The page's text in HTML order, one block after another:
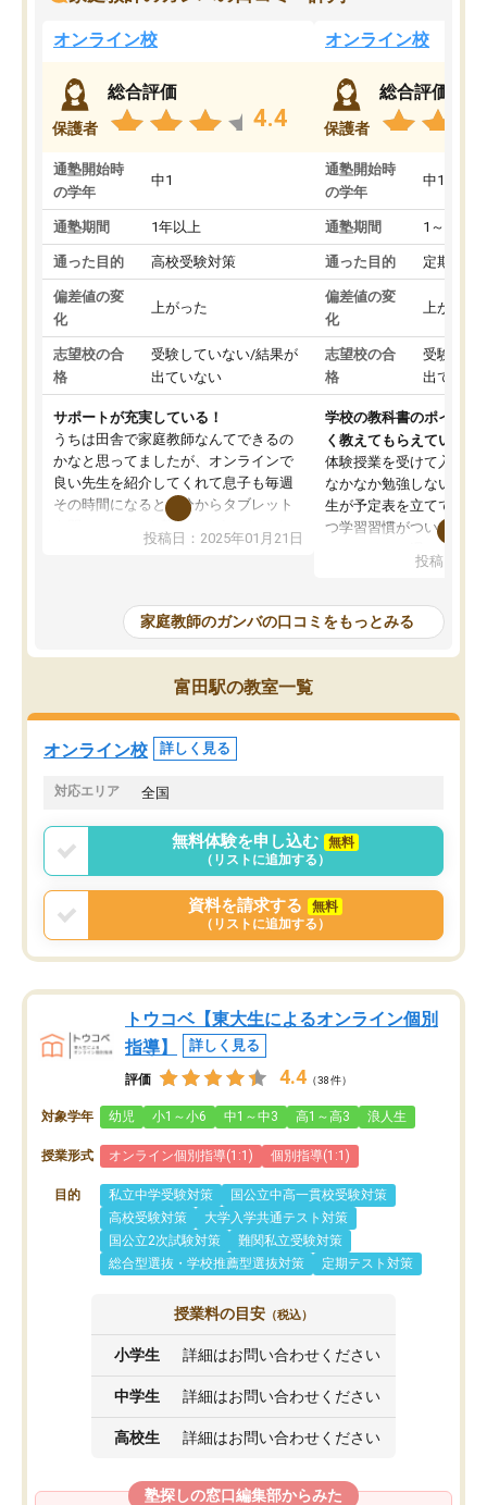
オンライン校
保護者
総合評価
4.4
通塾開始時
の学年
中1
通塾期間 1年以上
通った目的 高校受験対策
偏差値の変
化
上がった
志望校の合
格
受験していない/結果が
出ていない
サポートが充実している！
うちは田舎で家庭教師なんてできるの
かなと思ってましたが、オンラインで
良い先生を紹介してくれて息子も毎週
その時間になると自分からタブレット
を開いてzoomを繋げるようになりまし
た！5科目なんでもOKなのもとても気
めて1年ほどだった今では平均点以上の
科目が増えてきました！あと1年受験ま
であるので無料の週末教室を使用しな
がら頑張って欲しいと思います！
投稿日：2025年01月21日
オンライン校
保護者
総合評価
通塾開始時
の学年
中1
通塾期間 1～3ヵ月
通った目的 定期テス
偏差値の変
化
上がった
志望校の合
格
受験して
出ていな
学校の教科書のポイント
く教えてもらえている
体験授業を受けて入塾し
なかなか勉強しない息子
生が予定表を立ててくれ
つ学習習慣がついてきま
指導が無い日も予定表
問できるのでとても助か
投稿日：
家庭教師のガンバの口コミをもっとみる
富田駅の教室一覧
オンライン校 詳しく見る
対応エリア 全国
無料体験を申し込む
無料
（リストに追加する）
資料を請求する
無料
（リストに追加する）
トウコベ【東大生によるオンライン個別
指導】
詳しく見る
評価 4.4 （38件）
対象学年 幼児 小1～小6 中1～中3 高1～高3 浪人生
授業形式 オンライン個別指導(1:1) 個別指導(1:1)
目的 私立中学受験対策
国公立中高一貫校受験対策
高校受験対策
大学入学共通テスト対策
国公立2次試験対策
難関私立受験対策
総合型選抜・学校推薦型選抜対策
定期テスト対策
授業料の目安 （税込）
小学生 詳細はお問い合わせください
中学生 詳細はお問い合わせください
高校生 詳細はお問い合わせください
塾探しの窓口編集部からみた